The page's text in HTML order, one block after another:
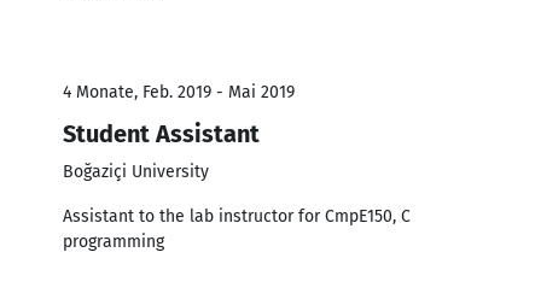
4 Monate, Feb. 2019 - Mai 2019
Student Assistant
Boğaziçi University
Assistant to the lab instructor for CmpE150, C
programming